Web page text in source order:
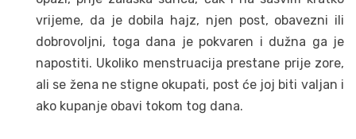
vrijeme, da je dobila hajz, njen post, obavezni ili
dobrovoljni, toga dana je pokvaren i dužna ga je
napostiti. Ukoliko menstruacija prestane prije zore,
ali se žena ne stigne okupati, post će joj biti valjan i
ako kupanje obavi tokom tog dana.